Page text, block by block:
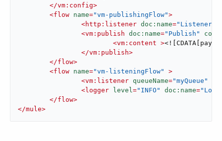
</vm:config>
<flow name="vm-publishingFlow">
<http:listener doc:name="Listener"
<vm:publish doc:name="Publish"
<vm:content >
</vm:publish>
</flow>
<flow name="vm-listeningFlow"
>
<vm:listener queueName="myQueue"
<logger level ="INFO" doc:name=
</flow>
</mule>